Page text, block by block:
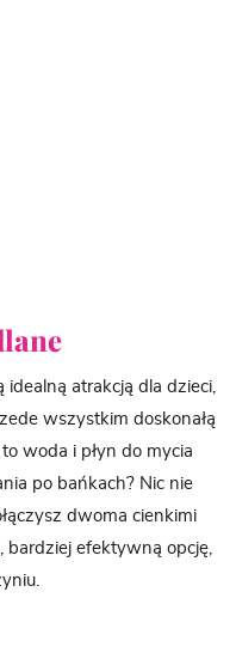
idealną atrakcją dla dzieci,
wszystkim doskonałą
woda i płyn do mycia
po bańkach? Nic nie
dwoma cienkimi
bardziej efektywną opcję,